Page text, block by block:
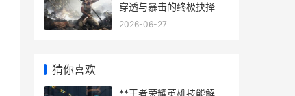
穿透与暴击的终极抉择
2026-06-27
猜你喜欢
**王者荣耀英雄技能解